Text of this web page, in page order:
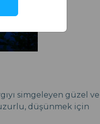
simgeleyen güzel ve
düşünmek için